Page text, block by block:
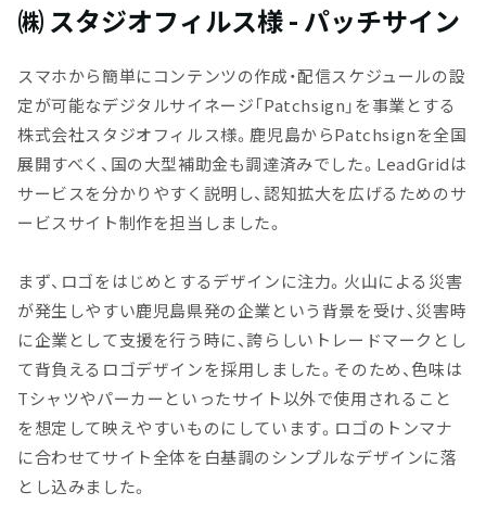
㈱ スタジオフィルス様 - パッチサイン
スマホから簡単にコンテンツの作成・配信スケジュールの設
定が可能なデジタルサイネージ「Patchsign」を事業とする
株式会社スタジオフィルス様。鹿児島からPatchsignを全国
展開すべく、国の大型補助金も調達済みでした。LeadGridは
サービスを分かりやすく説明し、認知拡大を広げるためのサ
ービスサイト制作を担当しました。
まず、ロゴをはじめとするデザインに注力。火山による災害
が発生しやすい鹿児島県発の企業という背景を受け、災害時
に企業として支援を行う時に、誇らしいトレードマークとし
て背負えるロゴデザインを採用しました。そのため、色味は
Tシャツやパーカーといったサイト以外で使用されること
を想定して映えやすいものにしています。ロゴのトンマナ
に合わせてサイト全体を白基調のシンプルなデザインに落
とし込みました。